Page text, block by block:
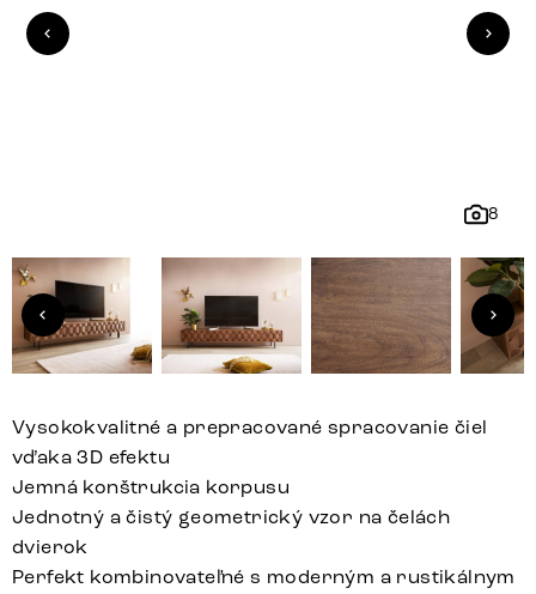
8
Vysokokvalitné a prepracované spracovanie čiel
vďaka 3D efektu
Jemná konštrukcia korpusu
Jednotný a čistý geometrický vzor na čelách
dvierok
Perfekt kombinovateľné s moderným a rustikálnym